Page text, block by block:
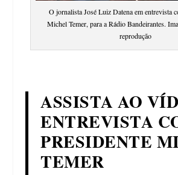
O jornalista José Luiz Datena em entrevista
Michel Temer, para a Rádio Bandeirantes.
reprodução
ASSISTA AO
ENTREVISTA
PRESIDENTE
TEMER